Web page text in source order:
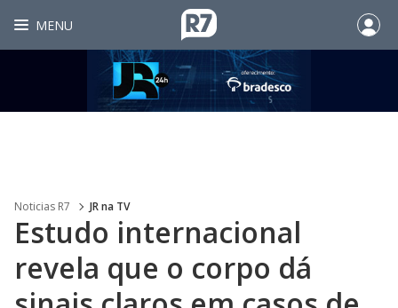
MENU
Noticias R7 JR na TV
Estudo internacional
revela que o corpo dá